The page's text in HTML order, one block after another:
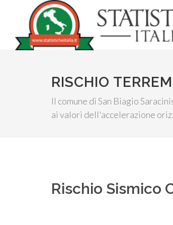
RISCHIO
Il comune di San Biagio
ai valori dell'accelerazione
Rischio Sismico